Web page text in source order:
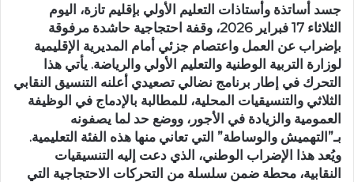
و
ن
ي
ا
جسد أساتذة وأستاذات التعليم الأولي بإقليم تازة، اليوم
الثلاثاء 17 فبراير 2026، وقفة احتجاجية حاشدة مرفوقة
بإضراب عن العمل واعتصام جزئي أمام المديرية الإقليمية
لوزارة التربية الوطنية والتعليم الأولي والرياضة. يأتي هذا
التحرك في إطار برنامج نضالي تصعيدي أعلنه التنسيق النقابي
الثلاثي والتنسيقيات المحلية، للمطالبة بالإدماج في الوظيفة
العمومية والزيادة في الأجور، ووضع حد لما يصفونه
بـ”التهميش والوساطة” التي تعاني منها هذه الفئة التعليمية.
ويُعد هذا الإضراب الوطني، الذي دعت إليه التنسيقيات
النقابية، محطة ضمن سلسلة من التحركات الاحتجاجية التي